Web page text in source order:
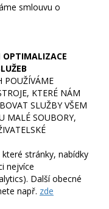
smlouvu o
OPTIMALIZACE
POUŽÍVÁME
KTERÉ NÁM
SLUŽBY VŠEM
MALÉ SOUBORY,
stránky, nabídky
nejvíce
Další obecné
např. zde